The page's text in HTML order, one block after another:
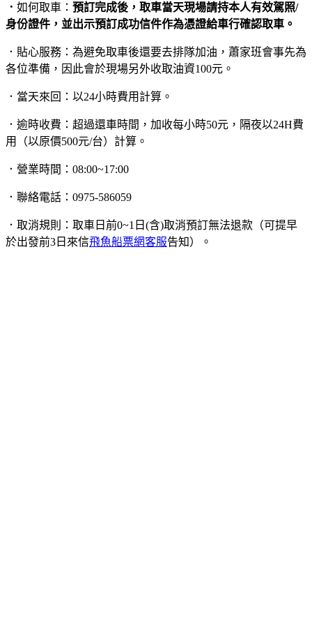
． 如何取車： 預訂完成後，取車當天現場請持本人有效駕照/
身份證件，並出示預訂成功信件作為憑證給車行確認取車。
．貼心服務：為避免取車後還要去排隊加油，蕭家班會事先為
各位準備，因此會於現場另外收取油資100元。
．當天來回：以24小時費用計算。
．逾時收費：超過還車時間，加收每小時50元，隔夜以24H費
用（以原價500元/台）計算。
．營業時間：08:00~17:00
．聯絡電話：0975-586059
．取消規則：取車日前0~1日(含)取消預訂無法退款（可提早
於出發前3日來信飛魚船票網客服告知）。